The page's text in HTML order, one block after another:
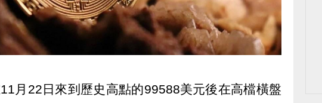
月22日來到歷史高點的99588美元後在高檔橫盤